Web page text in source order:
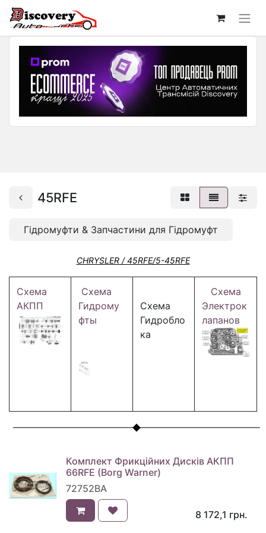
45RFE
Гідромуфти & Запчастини для Гідромуфт
CHRYSLER / 45RFE/5-45RFE
Схема
АКПП
Схема
Гидрому
фты
Схема
Гидробло
ка
Схема
Электрок
лапанов
Комплект Фрикційних Дисків АКПП
66RFE (Borg Warner)
72752BA
8 172,1 грн.